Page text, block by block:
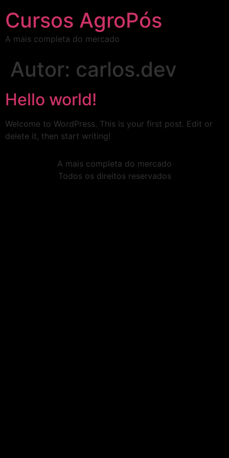
Cursos AgroPós
A mais completa do mercado
Autor: carlos.dev
Hello world!
Welcome to WordPress. This is your first post. Edit or
delete it, then start writing!
A mais completa do mercado
Todos os direitos reservados